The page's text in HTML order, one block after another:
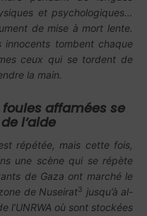
et psychologiques…
de mise à mort lente.
tombent chaque
ceux qui se tordent de
la main.
affamées se
l’aide
répétée, mais cette fois,
une scène qui se répète
de Gaza ont marché le
de Nuseirat3 jusqu’à al-
l’UNRWA où sont stockées